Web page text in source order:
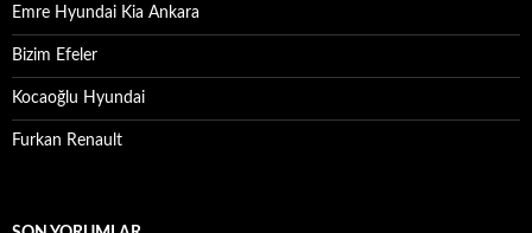
Emre Hyundai Kia Ankara
Bizim Efeler
Kocaoğlu Hyundai
Furkan Renault